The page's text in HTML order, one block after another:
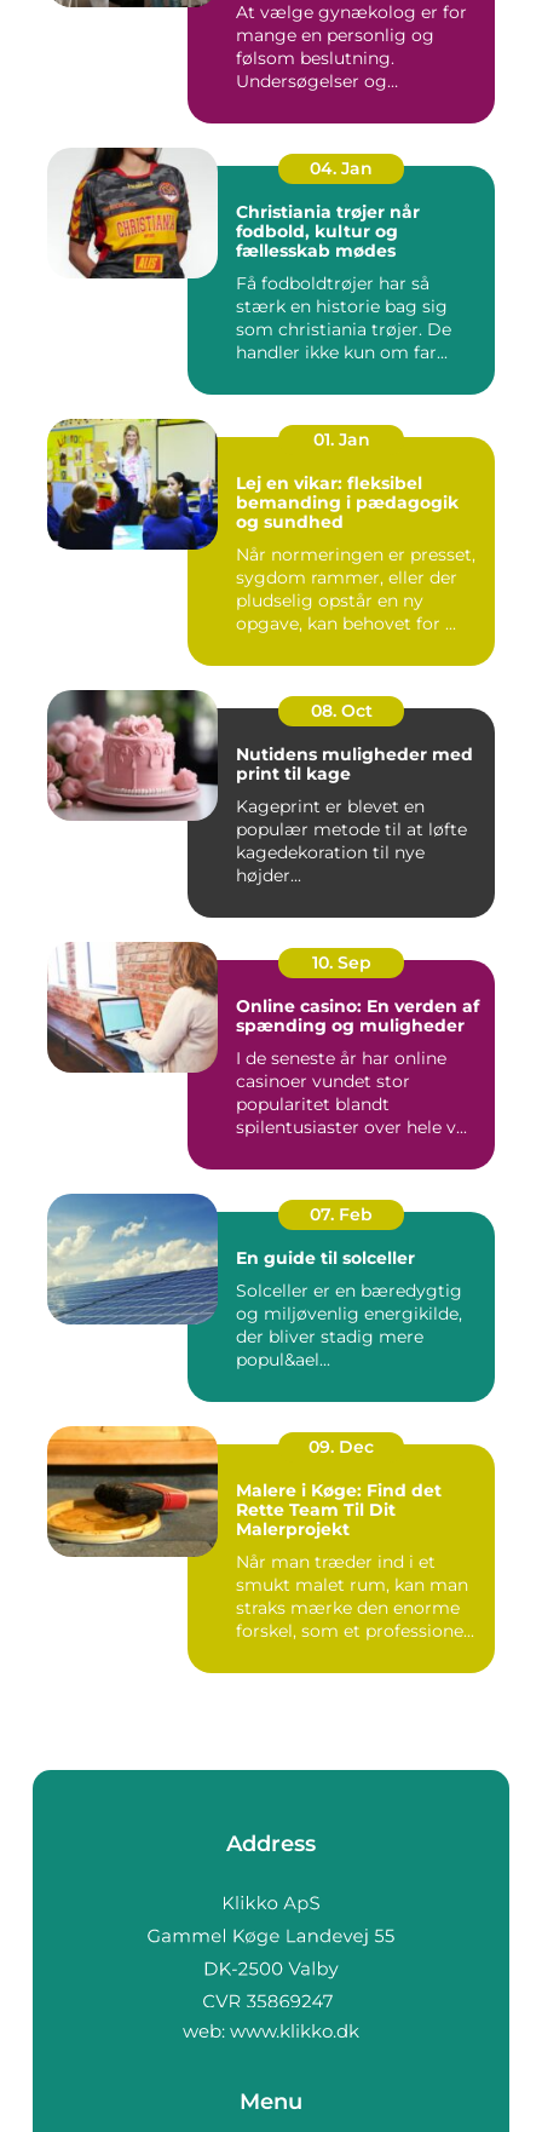
At vælge gynækolog er for
mange en personlig og
følsom beslutning.
Undersøgelser og
04. Jan
Christiania trøjer når
fodbold, kultur og
fællesskab mødes
Få fodboldtrøjer har så
stærk en historie bag sig
som christiania trøjer. De
handler ikke kun om far...
01. Jan
Lej en vikar: fleksibel
bemanding i pædagogik
og sundhed
Når normeringen er presset,
sygdom rammer, eller der
pludselig opstår en ny
opgave, kan behovet for ...
08. Oct
Nutidens muligheder med
print til kage
Kageprint er blevet en
populær metode til at løfte
kagedekoration til nye
højder...
10. Sep
Online casino: En verden af
spænding og muligheder
I de seneste år har online
casinoer vundet stor
popularitet blandt
spilentusiaster over hele v...
07. Feb
En guide til solceller
Solceller er en bæredygtig
og miljøvenlig energikilde,
der bliver stadig mere
popul&ael...
09. Dec
Malere i Køge: Find det
Rette Team Til Dit
Malerprojekt
Når man træder ind i et
smukt malet rum, kan man
straks mærke den enorme
forskel, som et professione...
Address
web: www.klikko.dk
Menu